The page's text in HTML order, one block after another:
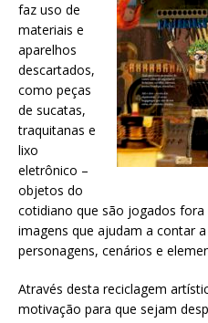
faz uso de
materiais e
aparelhos
descartados,
como peças
de sucatas,
traquitanas e
lixo
eletrônico –
objetos do
cotidiano que são jogados
imagens que ajudam a contar
personagens, cenários e
Através desta reciclagem
motivação para que sejam